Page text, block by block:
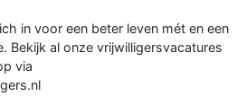
in voor een beter leven mét en een
Bekijk al onze vrijwilligersvacatures
via